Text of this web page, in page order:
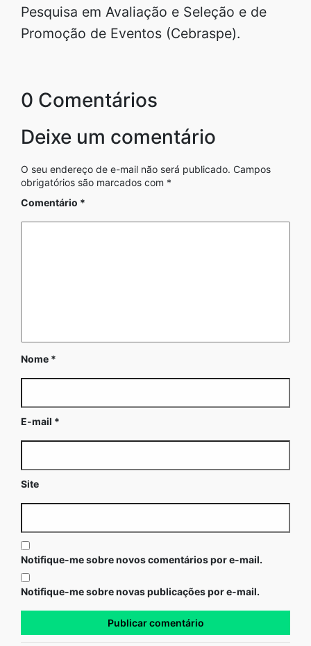
Pesquisa em Avaliação e Seleção e de
Promoção de Eventos (Cebraspe).
0 Comentários
Deixe um comentário
O seu endereço de e-mail não será publicado. Campos
obrigatórios são marcados com *
Comentário *
Nome *
E-mail *
Site
Notifique-me sobre novos comentários por e-mail.
Notifique-me sobre novas publicações por e-mail.